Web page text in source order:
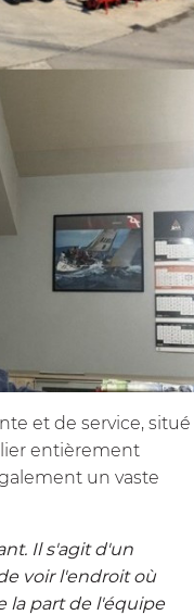
et de service, situé
entièrement
un vaste
Il s'agit d'un
voir l'endroit où
la part de l'équipe